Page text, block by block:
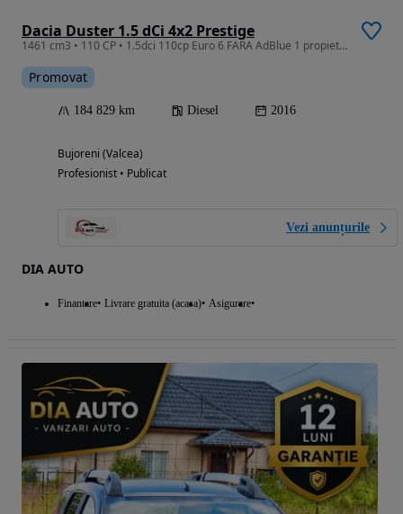
Dacia Duster 1.5 dCi 4x2 Prestige
1461 cm3 • 110 CP • 1.5dci 110cp Euro 6 FARA AdBlue 1 propietar PDC Navi 6 trepte
Promovat
184 829 km Diesel 2016
Bujoreni (Valcea)
Profesionist • Publicat
Vezi anunțurile
DIA AUTO
Finantare Livrare gratuita (acasa) Asigurare